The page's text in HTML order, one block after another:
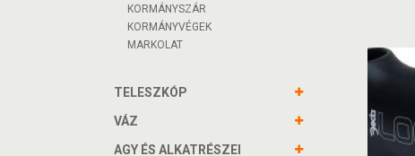
KORMÁNYSZÁR
KORMÁNYVÉGEK
MARKOLAT
TELESZKÓP
VÁZ
AGY ÉS ALKATRÉSZEI